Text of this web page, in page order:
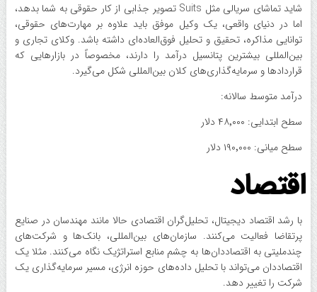
شاید تماشای سریالی مثل Suits تصویر جذابی از کار حقوقی به شما بدهد،
اما در دنیای واقعی، یک وکیل موفق باید علاوه بر مهارت‌های حقوقی،
توانایی مذاکره، تحقیق و تحلیل فوق‌العاده‌ای داشته باشد. وکلای تجاری و
بین‌المللی بیشترین پتانسیل درآمد را دارند، مخصوصاً در بازارهایی که
قراردادها و سرمایه‌گذاری‌های کلان بین‌المللی شکل می‌گیرد.
درآمد متوسط سالانه:
سطح ابتدایی: ۴۸٬۰۰۰ دلار
سطح میانی: ۱۹۰٬۰۰۰ دلار
اقتصاد
با رشد اقتصاد دیجیتال، تحلیل‌گران اقتصادی حالا مانند مهندسان در صنایع
پرتقاضا فعالیت می‌کنند. سازمان‌های بین‌المللی، بانک‌ها و شرکت‌های
چندملیتی به اقتصاددان‌ها به چشم منابع استراتژیک نگاه می‌کنند. مثلا یک
اقتصاددان می‌تواند با تحلیل داده‌های حوزه انرژی، مسیر سرمایه‌گذاری یک
شرکت را تغییر دهد.